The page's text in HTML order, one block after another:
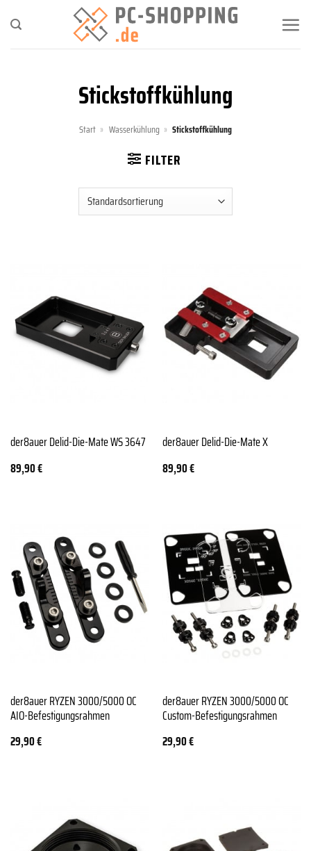
Inhalt
springen
Stickstoffkühlung
Start » Wasserkühlung » Stickstoffkühlung
FILTER
der8auer Delid-Die-Mate WS 3647
89,90€
der8auer Delid-Die-Mate X
89,90€
der8auer RYZEN 3000/5000 OC
AIO-Befestigungsrahmen
29,90€
der8auer RYZEN 3000/5000 OC
Custom-Befestigungsrahmen
29,90€